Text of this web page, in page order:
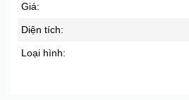
Giá:
Diện tích:
Loại hình: